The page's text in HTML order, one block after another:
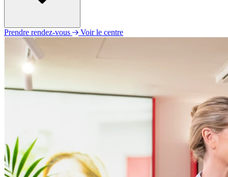
Lundi
Fermé
09h00 - 11h30
14h00 - 18h00
Mercredi
Fermé
14h00 - 17h30
Samedi
Fermé
Dimanche
Prendre rendez-vous Voir le centre